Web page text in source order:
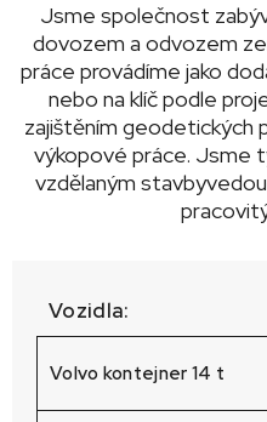
Jsme společnost
dovozem a odvozem
práce provádíme jako
nebo na klíč podle
zajištěním geodetických
výkopové práce. Jsme
vzdělaným
Vozidla:
Volvo kontejner 14 t